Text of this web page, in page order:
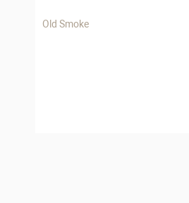
Old Smoke